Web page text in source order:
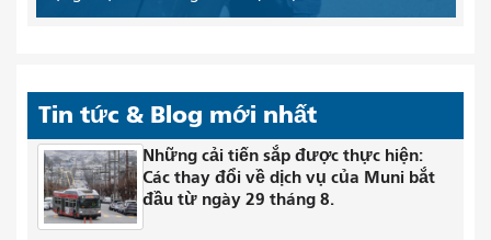
Tin tức & Blog mới nhất
Những cải tiến sắp được thực hiện:
Các thay đổi về dịch vụ của Muni bắt
đầu từ ngày 29 tháng 8.